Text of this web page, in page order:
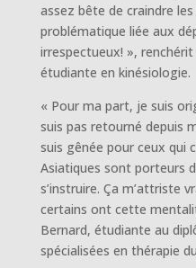
assez bête de craindre
problématique liée aux
irrespectueux! »,
étudiante en kinésiologie.
« Pour ma part, je suis
suis pas retourné depuis
suis gênée pour ceux qui
Asiatiques sont porteurs
s’instruire. Ça m’attriste
certains ont cette
Bernard, étudiante au
spécialisées en thérapie